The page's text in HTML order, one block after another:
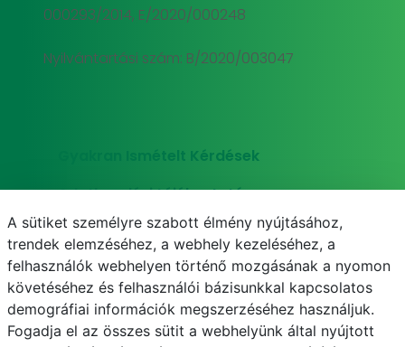
000293/2014, E/2020/000248
Nyilvántartási szám: B/2020/003047
Gyakran Ismételt Kérdések
Adatkezelési tájékoztató
Süti (cookie) tájékoztató
E-mail Telefonkönyv NEPTUN E-learning
A sütiket személyre szabott élmény nyújtásához,
trendek elemzéséhez, a webhely kezeléséhez, a
felhasználók webhelyen történő mozgásának a nyomon
követéséhez és felhasználói bázisunkkal kapcsolatos
demográfiai információk megszerzéséhez használjuk.
Fogadja el az összes sütit a webhelyünk által nyújtott